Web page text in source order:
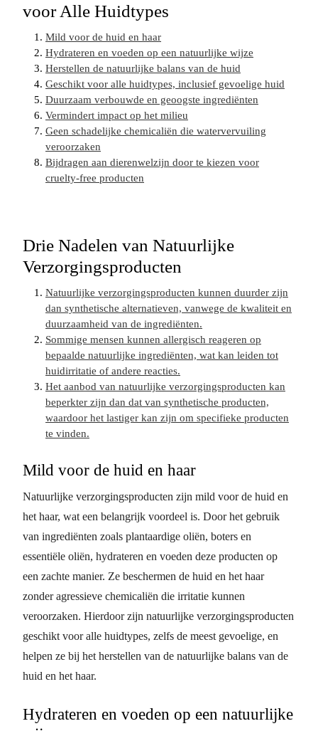
voor Alle Huidtypes
Mild voor de huid en haar
Hydrateren en voeden op een natuurlijke wijze
Herstellen de natuurlijke balans van de huid
Geschikt voor alle huidtypes, inclusief gevoelige huid
Duurzaam verbouwde en geoogste ingrediënten
Vermindert impact op het milieu
Geen schadelijke chemicaliën die watervervuiling
veroorzaken
Bijdragen aan dierenwelzijn door te kiezen voor
cruelty-free producten
Drie Nadelen van Natuurlijke
Verzorgingsproducten
Natuurlijke verzorgingsproducten kunnen duurder zijn
dan synthetische alternatieven, vanwege de kwaliteit en
duurzaamheid van de ingrediënten.
Sommige mensen kunnen allergisch reageren op
bepaalde natuurlijke ingrediënten, wat kan leiden tot
huidirritatie of andere reacties.
Het aanbod van natuurlijke verzorgingsproducten kan
beperkter zijn dan dat van synthetische producten,
waardoor het lastiger kan zijn om specifieke producten
te vinden.
Mild voor de huid en haar
Natuurlijke verzorgingsproducten zijn mild voor de huid en
het haar, wat een belangrijk voordeel is. Door het gebruik
van ingrediënten zoals plantaardige oliën, boters en
essentiële oliën, hydrateren en voeden deze producten op
een zachte manier. Ze beschermen de huid en het haar
zonder agressieve chemicaliën die irritatie kunnen
veroorzaken. Hierdoor zijn natuurlijke verzorgingsproducten
geschikt voor alle huidtypes, zelfs de meest gevoelige, en
helpen ze bij het herstellen van de natuurlijke balans van de
huid en het haar.
Hydrateren en voeden op een natuurlijke